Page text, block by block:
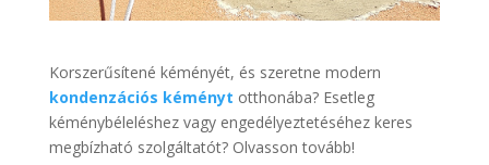
Korszerűsítené kéményét, és szeretne modern
kondenzációs kéményt otthonába? Esetleg
kéménybéleléshez vagy engedélyeztetéséhez keres
megbízható szolgáltatót? Olvasson tovább!